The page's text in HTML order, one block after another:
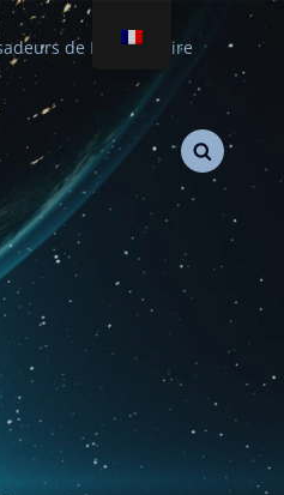
de Paix Stellaire